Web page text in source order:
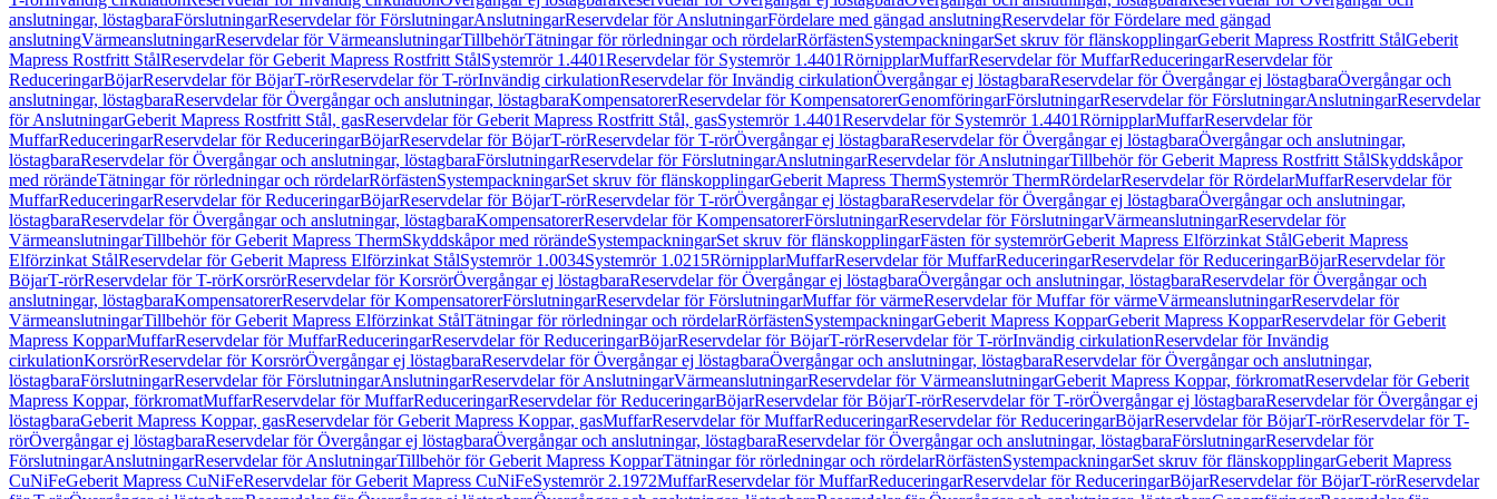
anslutningar, löstagbaraFörslutningarReservdelar för FörslutningarAnslutningarReservdelar för AnslutningarFördelare med gängad anslutningReservdelar för Fördelare med gängad
anslutningVärmeanslutningarReservdelar för VärmeanslutningarTillbehörTätningar för rörledningar och rördelarRörfästenSystempackningarSet skruv för flänskopplingarGeberit Mapress Rostfritt StålGeberit
Mapress Rostfritt StålReservdelar för Geberit Mapress Rostfritt StålSystemrör 1.4401Reservdelar för Systemrör 1.4401RörnipplarMuffarReservdelar för MuffarReduceringarReservdelar för
ReduceringarBöjarReservdelar för BöjarT-rörReservdelar för T-rörInvändig cirkulationReservdelar för Invändig cirkulationÖvergångar ej löstagbaraReservdelar för Övergångar ej löstagbaraÖvergångar och
anslutningar, löstagbaraReservdelar för Övergångar och anslutningar, löstagbaraKompensatorerReservdelar för KompensatorerGenomföringarFörslutningarReservdelar för FörslutningarAnslutningarReservdelar
för AnslutningarGeberit Mapress Rostfritt Stål, gasReservdelar för Geberit Mapress Rostfritt Stål, gasSystemrör 1.4401Reservdelar för Systemrör 1.4401RörnipplarMuffarReservdelar för
MuffarReduceringarReservdelar för ReduceringarBöjarReservdelar för BöjarT-rörReservdelar för T-rörÖvergångar ej löstagbaraReservdelar för Övergångar ej löstagbaraÖvergångar och anslutningar,
löstagbaraReservdelar för Övergångar och anslutningar, löstagbaraFörslutningarReservdelar för FörslutningarAnslutningarReservdelar för AnslutningarTillbehör för Geberit Mapress Rostfritt StålSkyddskåpor
med rörändeTätningar för rörledningar och rördelarRörfästenSystempackningarSet skruv för flänskopplingarGeberit Mapress ThermSystemrör ThermRördelarReservdelar för RördelarMuffarReservdelar för
MuffarReduceringarReservdelar för ReduceringarBöjarReservdelar för BöjarT-rörReservdelar för T-rörÖvergångar ej löstagbaraReservdelar för Övergångar ej löstagbaraÖvergångar och anslutningar,
löstagbaraReservdelar för Övergångar och anslutningar, löstagbaraKompensatorerReservdelar för KompensatorerFörslutningarReservdelar för FörslutningarVärmeanslutningarReservdelar för
VärmeanslutningarTillbehör för Geberit Mapress ThermSkyddskåpor med rörändeSystempackningarSet skruv för flänskopplingarFästen för systemrörGeberit Mapress Elförzinkat StålGeberit Mapress
Elförzinkat StålReservdelar för Geberit Mapress Elförzinkat StålSystemrör 1.0034Systemrör 1.0215RörnipplarMuffarReservdelar för MuffarReduceringarReservdelar för ReduceringarBöjarReservdelar för
BöjarT-rörReservdelar för T-rörKorsrörReservdelar för KorsrörÖvergångar ej löstagbaraReservdelar för Övergångar ej löstagbaraÖvergångar och anslutningar, löstagbaraReservdelar för Övergångar och
anslutningar, löstagbaraKompensatorerReservdelar för KompensatorerFörslutningarReservdelar för FörslutningarMuffar för värmeReservdelar för Muffar för värmeVärmeanslutningarReservdelar för
VärmeanslutningarTillbehör för Geberit Mapress Elförzinkat StålTätningar för rörledningar och rördelarRörfästenSystempackningarGeberit Mapress KopparGeberit Mapress KopparReservdelar för Geberit
Mapress KopparMuffarReservdelar för MuffarReduceringarReservdelar för ReduceringarBöjarReservdelar för BöjarT-rörReservdelar för T-rörInvändig cirkulationReservdelar för Invändig
cirkulationKorsrörReservdelar för KorsrörÖvergångar ej löstagbaraReservdelar för Övergångar ej löstagbaraÖvergångar och anslutningar, löstagbaraReservdelar för Övergångar och anslutningar,
löstagbaraFörslutningarReservdelar för FörslutningarAnslutningarReservdelar för AnslutningarVärmeanslutningarReservdelar för VärmeanslutningarGeberit Mapress Koppar, förkromatReservdelar för Geberit
Mapress Koppar, förkromatMuffarReservdelar för MuffarReduceringarReservdelar för ReduceringarBöjarReservdelar för BöjarT-rörReservdelar för T-rörÖvergångar ej löstagbaraReservdelar för Övergångar ej
löstagbaraGeberit Mapress Koppar, gasReservdelar för Geberit Mapress Koppar, gasMuffarReservdelar för MuffarReduceringarReservdelar för ReduceringarBöjarReservdelar för BöjarT-rörReservdelar för T-
rörÖvergångar ej löstagbaraReservdelar för Övergångar ej löstagbaraÖvergångar och anslutningar, löstagbaraReservdelar för Övergångar och anslutningar, löstagbaraFörslutningarReservdelar för
FörslutningarAnslutningarReservdelar för AnslutningarTillbehör för Geberit Mapress KopparTätningar för rörledningar och rördelarRörfästenSystempackningarSet skruv för flänskopplingarGeberit Mapress
CuNiFeGeberit Mapress CuNiFeReservdelar för Geberit Mapress CuNiFeSystemrör 2.1972MuffarReservdelar för MuffarReduceringarReservdelar för ReduceringarBöjarReservdelar för BöjarT-rörReservdelar